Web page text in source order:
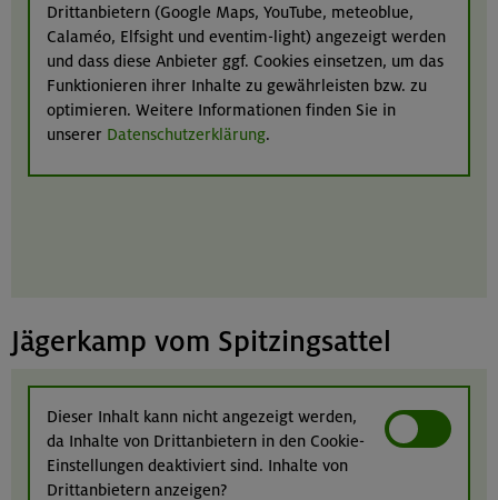
Drittanbietern (Google Maps, YouTube, meteoblue,
Calaméo, Elfsight und eventim-light) angezeigt werden
und dass diese Anbieter ggf. Cookies einsetzen, um das
Funktionieren ihrer Inhalte zu gewährleisten bzw. zu
optimieren. Weitere Informationen finden Sie in
unserer Datenschutzerklärung.
Jägerkamp vom Spitzingsattel
Dieser Inhalt kann nicht angezeigt werden,
da Inhalte von Drittanbietern in den Cookie-
Einstellungen deaktiviert sind. Inhalte von
Drittanbietern anzeigen?